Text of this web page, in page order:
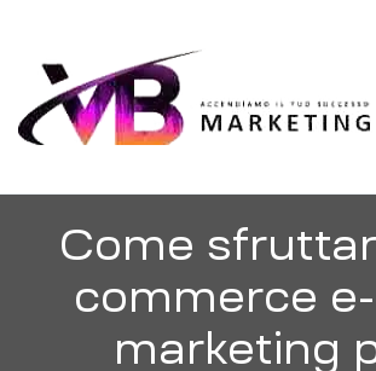
Come
commerce e-
marketing